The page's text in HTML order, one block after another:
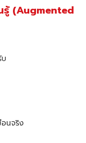
รู้ (Augmented
นจริง